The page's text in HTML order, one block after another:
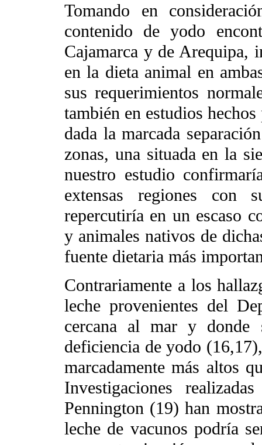
Tomando en
contenido de yodo
Cajamarca y de Arequipa,
en la dieta animal en
sus requerimientos
también en estudios
dada la marcada
zonas, una situada en la
nuestro estudio
extensas regiones con
repercutiría en un escaso
y animales nativos de
fuente dietaria más
Contrariamente a los
leche provenientes del
cercana al mar y donde
deficiencia de yodo
marcadamente más altos
Investigaciones
Pennington (19) han
leche de vacunos podría